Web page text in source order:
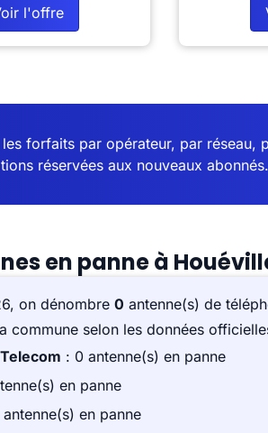
l'offre
forfaits par opérateur, par
réservées aux nouveaux abonnés.
en panne à
on dénombre 0 antenne(s) de
commune selon les données
: 0 antenne(s) en panne
en panne
en panne